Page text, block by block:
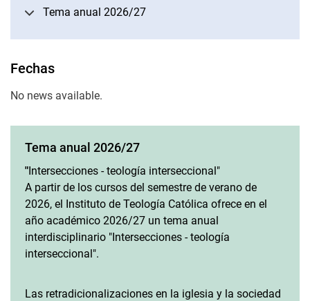
Tema anual 2026/27
Fechas
No news available.
Tema anual 2026/27
"Intersecciones - teología interseccional"
A partir de los cursos del semestre de verano de
2026, el Instituto de Teología Católica ofrece en el
año académico 2026/27 un tema anual
interdisciplinario "Intersecciones - teología
interseccional".
Las retradicionalizaciones en la iglesia y la sociedad